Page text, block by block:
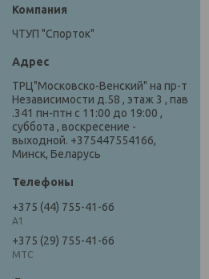
ЧТУП "Спорток"
ТРЦ"Московско-Венский" на пр-т
Независимости д.58 , этаж 3 , пав
.341 пн-птн с 11:00 до 19:00 ,
суббота , воскресение -
выходной. +375447554166,
Минск, Беларусь
+375 (44) 755-41-66
А1
+375 (29) 755-41-66
МТС